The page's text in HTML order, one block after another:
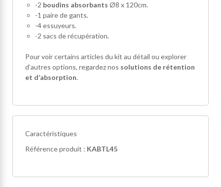
-2 boudins absorbants Ø8 x 120cm.
-1 paire de gants.
-4 essuyeurs.
-2 sacs de récupération.
Pour voir certains articles du kit au détail ou explorer
d’autres options, regardez nos solutions de rétention
et d’absorption.
Caractéristiques
Référence produit : KABTL45